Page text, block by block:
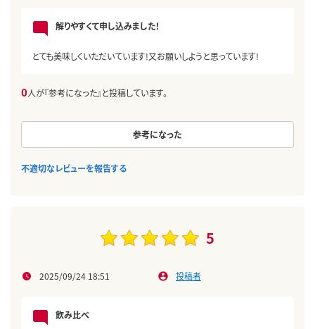
解りやすくて申し込みました！
とても美味しくいただいています!又お願いしようと思っています!
0人が『参考になった』と投稿しています。
参考になった
不適切なレビューを報告する
5
2025/09/24 18:51 投稿者
飲み比べ